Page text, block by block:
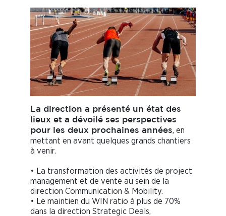
La direction a présenté un état des
lieux et a dévoilé ses perspectives
pour les deux prochaines années, en
mettant en avant quelques grands chantiers
à venir.
• La transformation des activités de project
management et de vente au sein de la
direction Communication & Mobility.
• Le maintien du WIN ratio à plus de 70%
dans la direction Strategic Deals,